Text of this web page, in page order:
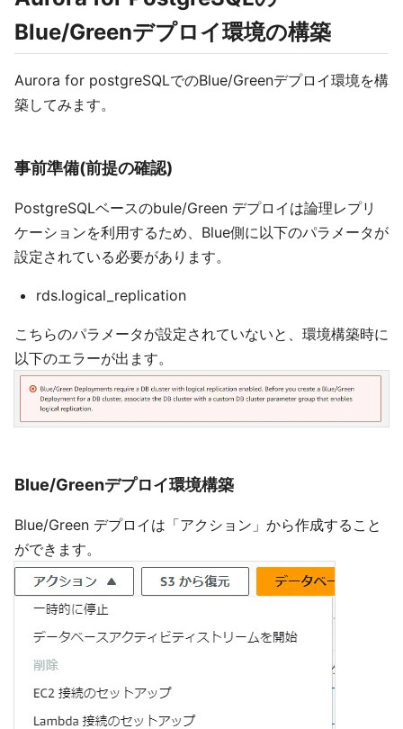
Blue/Greenデプロイ環境の構築
Aurora for postgreSQLでのBlue/Greenデプロイ環境を構
築してみます。
事前準備(前提の確認)
PostgreSQLベースのbule/Green デプロイは論理レプリ
ケーションを利用するため、Blue側に以下のパラメータが
設定されている必要があります。
rds.logical_replication
こちらのパラメータが設定されていないと、環境構築時に
以下のエラーが出ます。
Blue/Greenデプロイ環境構築
Blue/Green デプロイは「アクション」から作成すること
ができます。